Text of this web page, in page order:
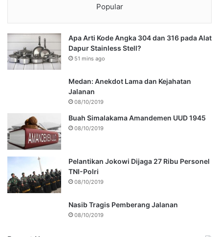
Popular
Apa Arti Kode Angka 304 dan 316 pada Alat
Dapur Stainless Stell?
51 mins ago
Medan: Anekdot Lama dan Kejahatan
Jalanan
08/10/2019
Buah Simalakama Amandemen UUD 1945
08/10/2019
Pelantikan Jokowi Dijaga 27 Ribu Personel
TNI-Polri
08/10/2019
Nasib Tragis Pemberang Jalanan
08/10/2019